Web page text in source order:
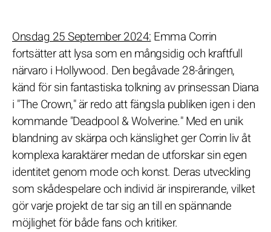
Onsdag 25 September 2024: Emma Corrin
fortsätter att lysa som en mångsidig och kraftfull
närvaro i Hollywood. Den begåvade 28-åringen,
känd för sin fantastiska tolkning av prinsessan Diana
i "The Crown," är redo att fängsla publiken igen i den
kommande "Deadpool & Wolverine." Med en unik
blandning av skärpa och känslighet ger Corrin liv åt
komplexa karaktärer medan de utforskar sin egen
identitet genom mode och konst. Deras utveckling
som skådespelare och individ är inspirerande, vilket
gör varje projekt de tar sig an till en spännande
möjlighet för både fans och kritiker.